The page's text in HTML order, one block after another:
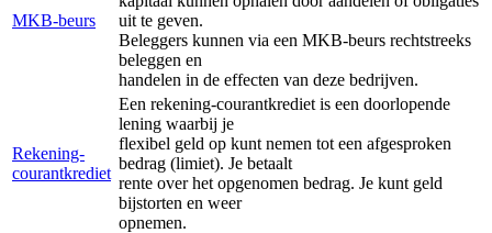
MKB-beurs
uit te geven.
Beleggers kunnen via een MKB-beurs rechtstreeks
beleggen en
handelen in de effecten van deze bedrijven.
Rekening-
courantkrediet
Een rekening-courantkrediet is een doorlopende
lening waarbij je
flexibel geld op kunt nemen tot een afgesproken
bedrag (limiet). Je betaalt
rente over het opgenomen bedrag. Je kunt geld
bijstorten en weer
opnemen.